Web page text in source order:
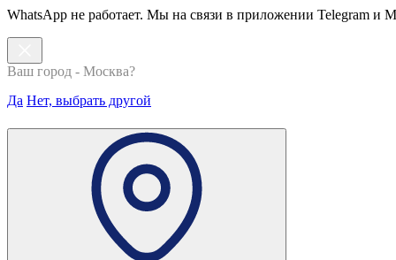
WhatsApp не работает. Мы на связи в приложении Telegram и
Ваш город - Москва?
Да Нет, выбрать другой